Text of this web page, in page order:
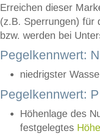
Erreichen dieser
(z.B. Sperrungen) für
bzw. werden bei
Pegelkennwert:
niedrigster
Pegelkennwert:
Höhenlage des
festgelegtes